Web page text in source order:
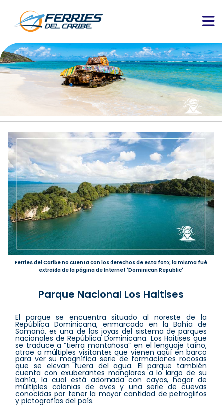
Ferries del Caribe no cuenta con los derechos de esta foto; la misma fué
extraida de la página de Internet 'Dominican Republic'
Parque Nacional Los Haitises
El parque se encuentra situado al noreste de la
República Dominicana, enmarcado en la Bahía de
Samaná. es una de las joyas del sistema de parques
nacionales de República Dominicana. Los Haitises que
se traduce a “tierra montañosa” en el lenguaje taíno,
atrae a múltiples visitantes que vienen aquí en barco
para ver su magnífica serie de formaciones rocosas
que se elevan fuera del agua. El parque también
cuenta con exuberantes manglares a lo largo de su
bahía, la cual está adornada con cayos, hogar de
múltiples colonias de aves y una serie de cuevas
conocidas por tener la mayor cantidad de petroglifos
y pictografías del país.